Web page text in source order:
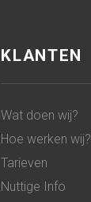
KLANTEN
Wat doen wij?
Hoe werken wij?
Tarieven
Nuttige Info